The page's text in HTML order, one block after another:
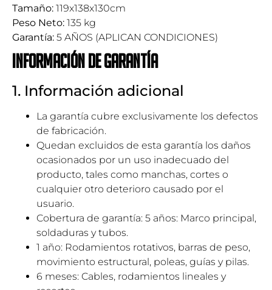
Tamaño: 119x138x130cm
Peso Neto: 135 kg
Garantía: 5 AÑOS (APLICAN CONDICIONES)
Información de garantía
1. Información adicional
La garantía cubre exclusivamente los defectos
de fabricación.
Quedan excluidos de esta garantía los daños
ocasionados por un uso inadecuado del
producto, tales como manchas, cortes o
cualquier otro deterioro causado por el
usuario.
Cobertura de garantía: 5 años: Marco principal,
soldaduras y tubos.
1 año: Rodamientos rotativos, barras de peso,
movimiento estructural, poleas, guías y pilas.
6 meses: Cables, rodamientos lineales y